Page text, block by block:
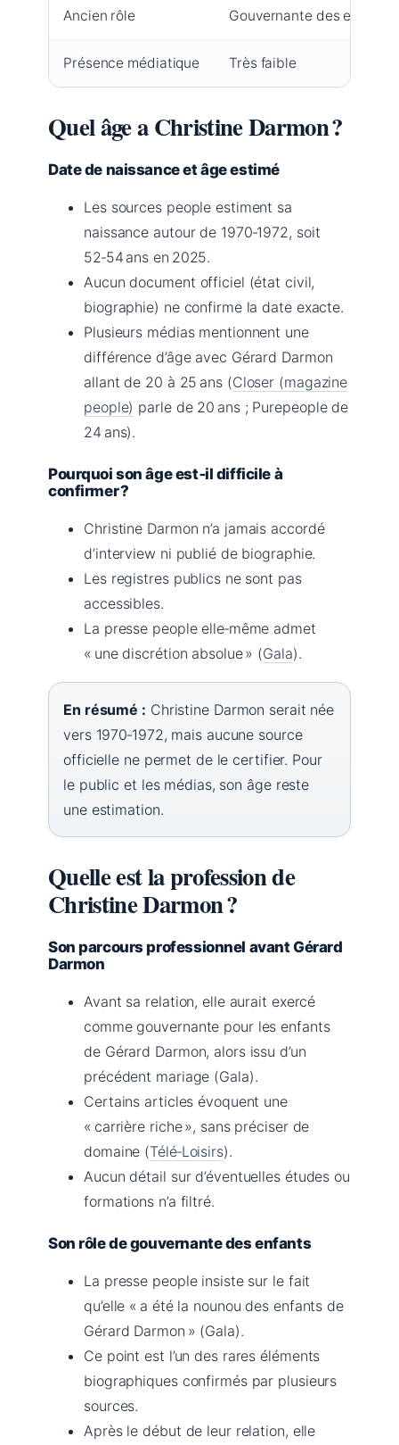
Ancien rôle Gouvernante des enfants
Présence médiatique Très faible
Quel âge a Christine Darmon ?
Date de naissance et âge estimé
Les sources people estiment sa
naissance autour de 1970‑1972, soit
52‑54 ans en 2025.
Aucun document officiel (état civil,
biographie) ne confirme la date exacte.
Plusieurs médias mentionnent une
différence d’âge avec Gérard Darmon
allant de 20 à 25 ans (Closer (magazine
people) parle de 20 ans ; Purepeople de
24 ans).
Pourquoi son âge est‑il difficile à
confirmer ?
Christine Darmon n’a jamais accordé
d’interview ni publié de biographie.
Les registres publics ne sont pas
accessibles.
La presse people elle‑même admet
« une discrétion absolue » (Gala).
En résumé : Christine Darmon serait née
vers 1970‑1972, mais aucune source
officielle ne permet de le certifier. Pour
le public et les médias, son âge reste
une estimation.
Quelle est la profession de
Christine Darmon ?
Son parcours professionnel avant Gérard
Darmon
Avant sa relation, elle aurait exercé
comme gouvernante pour les enfants
de Gérard Darmon, alors issu d’un
précédent mariage (Gala).
Certains articles évoquent une
« carrière riche », sans préciser de
domaine (Télé‑Loisirs).
Aucun détail sur d’éventuelles études ou
formations n’a filtré.
Son rôle de gouvernante des enfants
La presse people insiste sur le fait
qu’elle « a été la nounou des enfants de
Gérard Darmon » (Gala).
Ce point est l’un des rares éléments
biographiques confirmés par plusieurs
sources.
Après le début de leur relation, elle